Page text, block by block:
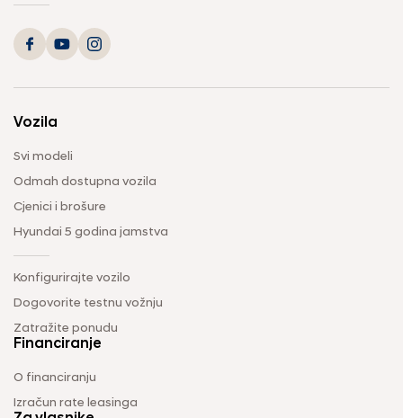
Vozila
Svi modeli
Odmah dostupna vozila
Cjenici i brošure
Hyundai 5 godina jamstva
Konfigurirajte vozilo
Dogovorite testnu vožnju
Zatražite ponudu
Financiranje
O financiranju
Izračun rate leasinga